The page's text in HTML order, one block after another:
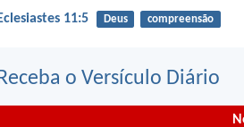
Eclesiastes 11:5 Deus compreensão
o Versículo Diário